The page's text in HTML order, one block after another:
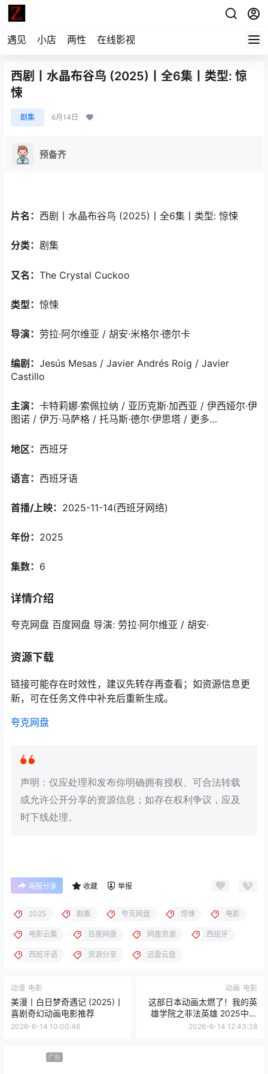
遇见 小店 两性 在线影视
西剧丨水晶布谷鸟 (2025)丨全6集丨类型: 惊
悚
剧集 6月14日
预备齐
片名： 西剧丨水晶布谷鸟 (2025)丨全6集丨类型: 惊悚
分类： 剧集
又名： The Crystal Cuckoo
类型： 惊悚
导演： 劳拉·阿尔维亚 / 胡安·米格尔·德尔卡
编剧： Jesús Mesas / Javier Andrés Roig / Javier
Castillo
主演： 卡特莉娜·索佩拉纳 / 亚历克斯·加西亚 / 伊西娅尔·伊
图诺 / 伊万·马萨格 / 托马斯·德尔·伊思塔 / 更多…
地区： 西班牙
语言： 西班牙语
首播/上映： 2025-11-14(西班牙网络)
年份： 2025
集数： 6
详情介绍
夸克网盘 百度网盘 导演: 劳拉·阿尔维亚 / 胡安·
资源下载
链接可能存在时效性，建议先转存再查看；如资源信息更
新，可在任务文件中补充后重新生成。
夸克网盘
声明：仅应处理和发布你明确拥有授权、可合法转载
或允许公开分享的资源信息；如存在权利争议，应及
时下线处理。
海报分享 收藏 举报
2025 剧集 夸克网盘 惊悚 电影
电影云集 百度网盘 网盘资源 西班牙
西班牙语 资源分享 迅雷云盘
动漫 电影
美漫丨白日梦奇遇记 (2025)丨
喜剧奇幻动画电影推荐
2026-6-14 10:00:46
动画 电影
这部日本动画太燃了！我的英
雄学院之非法英雄 2025中文
字幕 夸克网盘限时分享
2026-6-14 12:43:38
广告